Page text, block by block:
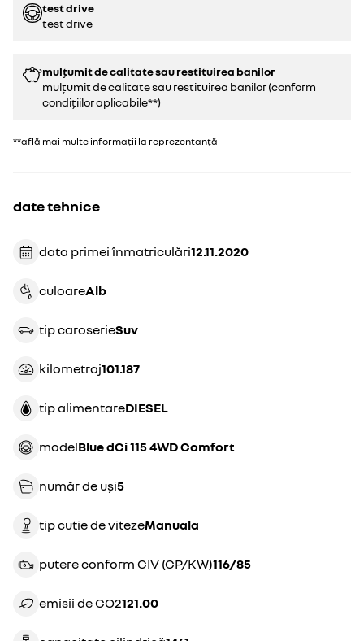
test drive
test drive
mulțumit de calitate sau restituirea banilor
mulțumit de calitate sau restituirea banilor (conform
condițiilor aplicabile**)
**află mai multe informații la reprezentanță
date tehnice
data primei înmatriculări 12.11.2020
culoare alb
tip caroserie suv
kilometraj 101.187
tip alimentare DIESEL
model Blue dCi 115 4WD Comfort
număr de uși5
tip cutie de viteze manuala
putere conform CIV (CP/KW) 116/85
emisii de CO2 121.00